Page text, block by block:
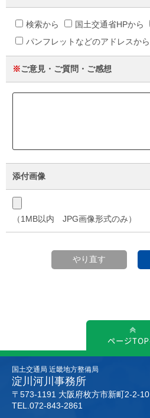
検索から 国土交通省HPから
パンフレットなどのアドレスから
※ご意見・ご質問・ご感想
添付画像
（1MB以内 JPG画像形式のみ）
国土交通局 近畿地方整備局
淀川河川事務所
〒573-1191 大阪府枚方市新町2-2-10
TEL.072-843-2861